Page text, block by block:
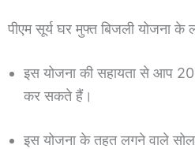
पीएम सूर्य घर मुफ्त बिजली योजना के
इस योजना की सहायता से आप 20
कर सकते हैं।
इस योजना के तहत लगने वाले